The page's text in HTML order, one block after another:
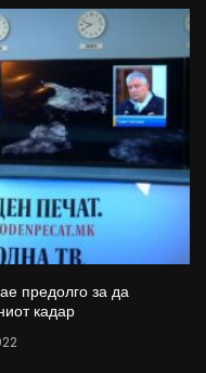
предолго за да
кадар